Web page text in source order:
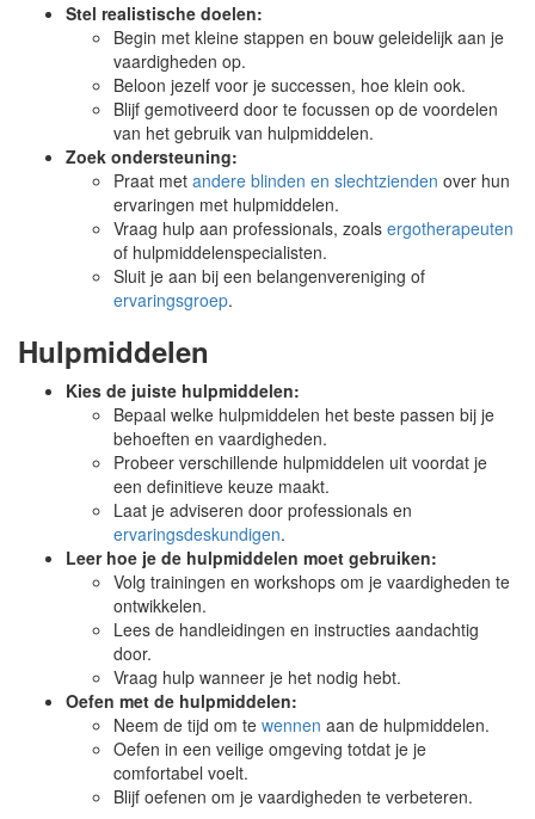
Stel realistische doelen:
Begin met kleine stappen en bouw geleidelijk aan je
vaardigheden op.
Beloon jezelf voor je successen, hoe klein ook.
Blijf gemotiveerd door te focussen op de voordelen
van het gebruik van hulpmiddelen.
Zoek ondersteuning:
Praat met andere blinden en slechtzienden over hun
ervaringen met hulpmiddelen.
Vraag hulp aan professionals, zoals ergotherapeuten
of hulpmiddelenspecialisten.
Sluit je aan bij een belangenvereniging of
ervaringsgroep.
Hulpmiddelen
Kies de juiste hulpmiddelen:
Bepaal welke hulpmiddelen het beste passen bij je
behoeften en vaardigheden.
Probeer verschillende hulpmiddelen uit voordat je
een definitieve keuze maakt.
Laat je adviseren door professionals en
ervaringsdeskundigen.
Leer hoe je de hulpmiddelen moet gebruiken:
Volg trainingen en workshops om je vaardigheden te
ontwikkelen.
Lees de handleidingen en instructies aandachtig
door.
Vraag hulp wanneer je het nodig hebt.
Oefen met de hulpmiddelen:
Neem de tijd om te wennen aan de hulpmiddelen.
Oefen in een veilige omgeving totdat je je
comfortabel voelt.
Blijf oefenen om je vaardigheden te verbeteren.